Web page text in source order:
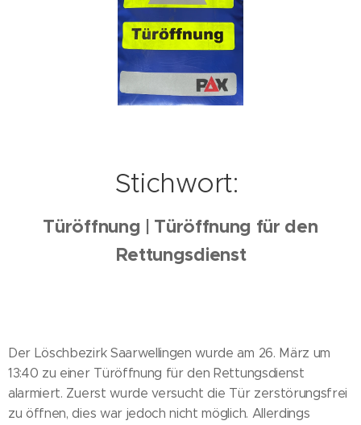
Stichwort:
Türöffnung | Türöffnung für den
Rettungsdienst
Der Löschbezirk Saarwellingen wurde am 26. März um
13:40 zu einer Türöffnung für den Rettungsdienst
alarmiert. Zuerst wurde versucht die Tür zerstörungsfrei
zu öffnen, dies war jedoch nicht möglich. Allerdings